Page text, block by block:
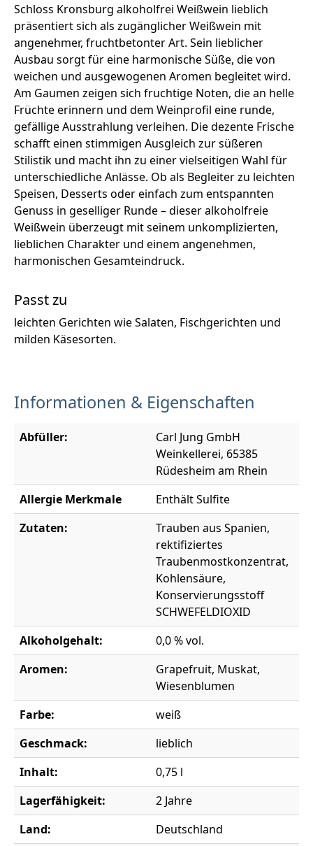
Schloss Kronsburg alkoholfrei Weißwein lieblich
präsentiert sich als zugänglicher Weißwein mit
angenehmer, fruchtbetonter Art. Sein lieblicher
Ausbau sorgt für eine harmonische Süße, die von
weichen und ausgewogenen Aromen begleitet wird.
Am Gaumen zeigen sich fruchtige Noten, die an helle
Früchte erinnern und dem Weinprofil eine runde,
gefällige Ausstrahlung verleihen. Die dezente Frische
schafft einen stimmigen Ausgleich zur süßeren
Stilistik und macht ihn zu einer vielseitigen Wahl für
unterschiedliche Anlässe. Ob als Begleiter zu leichten
Speisen, Desserts oder einfach zum entspannten
Genuss in geselliger Runde – dieser alkoholfreie
Weißwein überzeugt mit seinem unkomplizierten,
lieblichen Charakter und einem angenehmen,
harmonischen Gesamteindruck.
Passt zu
leichten Gerichten wie Salaten, Fischgerichten und
milden Käsesorten.
Informationen & Eigenschaften
Abfüller:
Carl Jung GmbH
Weinkellerei, 65385
Rüdesheim am Rhein
Allergie Merkmale
Enthält Sulfite
Zutaten:
Trauben aus Spanien,
rektifiziertes
Traubenmostkonzentrat,
Kohlensäure,
Konservierungsstoff
SCHWEFELDIOXID
Alkoholgehalt:
0,0 % vol.
Aromen:
Grapefruit, Muskat,
Wiesenblumen
Farbe:
weiß
Geschmack:
lieblich
Inhalt:
0,75 l
Lagerfähigkeit:
2 Jahre
Land:
Deutschland